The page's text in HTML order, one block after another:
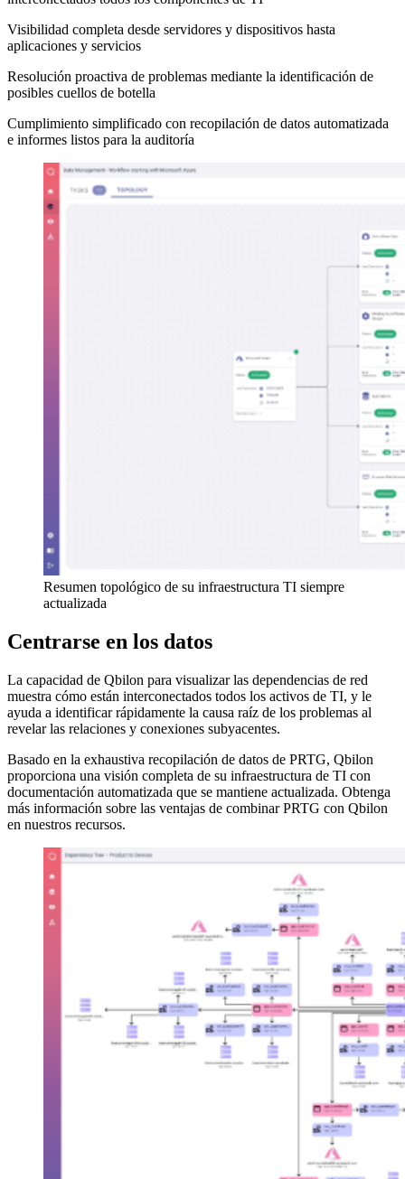
Visibilidad completa desde servidores y dispositivos hasta
aplicaciones y servicios
Resolución proactiva de problemas mediante la identificación de
posibles cuellos de botella
Cumplimiento simplificado con recopilación de datos automatizada
e informes listos para la auditoría
Resumen topológico de su infraestructura TI siempre
actualizada
Centrarse en los datos
La capacidad de Qbilon para visualizar las dependencias de red
muestra cómo están interconectados todos los activos de TI, y le
ayuda a identificar rápidamente la causa raíz de los problemas al
revelar las relaciones y conexiones subyacentes.
Basado en la exhaustiva recopilación de datos de PRTG, Qbilon
proporciona una visión completa de su infraestructura de TI con
documentación automatizada que se mantiene actualizada. Obtenga
más información sobre las ventajas de combinar PRTG con Qbilon
en nuestros recursos.